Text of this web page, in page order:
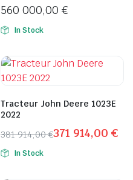
560 000,00 €
In Stock
Tracteur John Deere 1023E
2022
381 914,00€
Le
prix
371 914,00€
Le
prixIn Stock